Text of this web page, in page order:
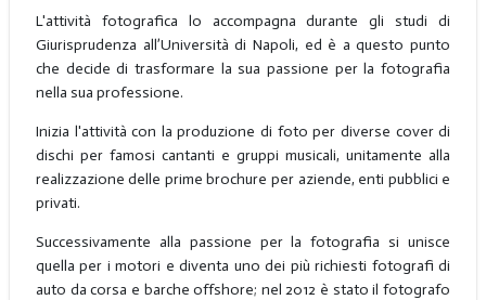
L'attività fotografica lo accompagna durante gli studi di
Giurisprudenza all’Università di Napoli, ed è a questo punto
che decide di trasformare la sua passione per la fotografia
nella sua professione.
Inizia l'attività con la produzione di foto per diverse cover di
dischi per famosi cantanti e gruppi musicali, unitamente alla
realizzazione delle prime brochure per aziende, enti pubblici e
privati.
Successivamente alla passione per la fotografia si unisce
quella per i motori e diventa uno dei più richiesti fotografi di
auto da corsa e barche offshore; nel 2012 è stato il fotografo